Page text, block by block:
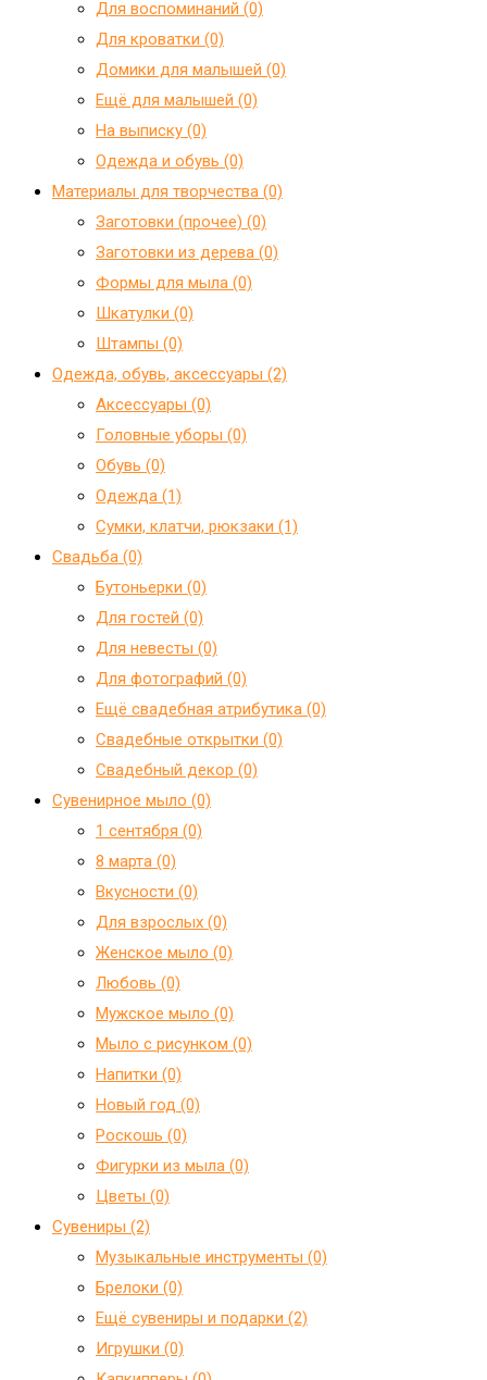
Для воспоминаний (0)
Для кроватки (0)
Домики для малышей (0)
Ещё для малышей (0)
На выписку (0)
Одежда и обувь (0)
Материалы для творчества (0)
Заготовки (прочее) (0)
Заготовки из дерева (0)
Формы для мыла (0)
Шкатулки (0)
Штампы (0)
Одежда, обувь, аксессуары (2)
Аксессуары (0)
Головные уборы (0)
Обувь (0)
Одежда (1)
Сумки, клатчи, рюкзаки (1)
Свадьба (0)
Бутоньерки (0)
Для гостей (0)
Для невесты (0)
Для фотографий (0)
Ещё свадебная атрибутика (0)
Свадебные открытки (0)
Свадебный декор (0)
Сувенирное мыло (0)
1 сентября (0)
8 марта (0)
Вкусности (0)
Для взрослых (0)
Женское мыло (0)
Любовь (0)
Мужское мыло (0)
Мыло с рисунком (0)
Напитки (0)
Новый год (0)
Роскошь (0)
Фигурки из мыла (0)
Цветы (0)
Сувениры (2)
Mузыкальные инструменты (0)
Брелоки (0)
Ещё сувениры и подарки (2)
Игрушки (0)